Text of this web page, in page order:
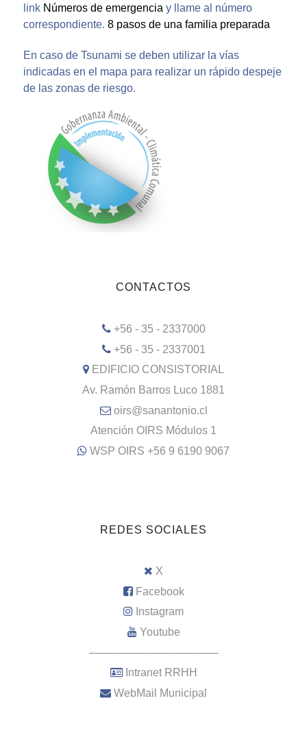
link Números de emergencia y llame al número
correspondiente. 8 pasos de una familia preparada
En caso de Tsunami se deben utilizar la vías
indicadas en el mapa para realizar un rápido despeje
de las zonas de riesgo.
CONTACTOS
+56 - 35 - 2337000
+56 - 35 - 2337001
EDIFICIO CONSISTORIAL
Av. Ramón Barros Luco 1881
oirs@sanantonio.cl
Atención OIRS Módulos 1
WSP OIRS +56 9 6190 9067
REDES SOCIALES
X
Facebook
Instagram
Youtube
–––––––––––––––––––––
Intranet RRHH
WebMail Municipal